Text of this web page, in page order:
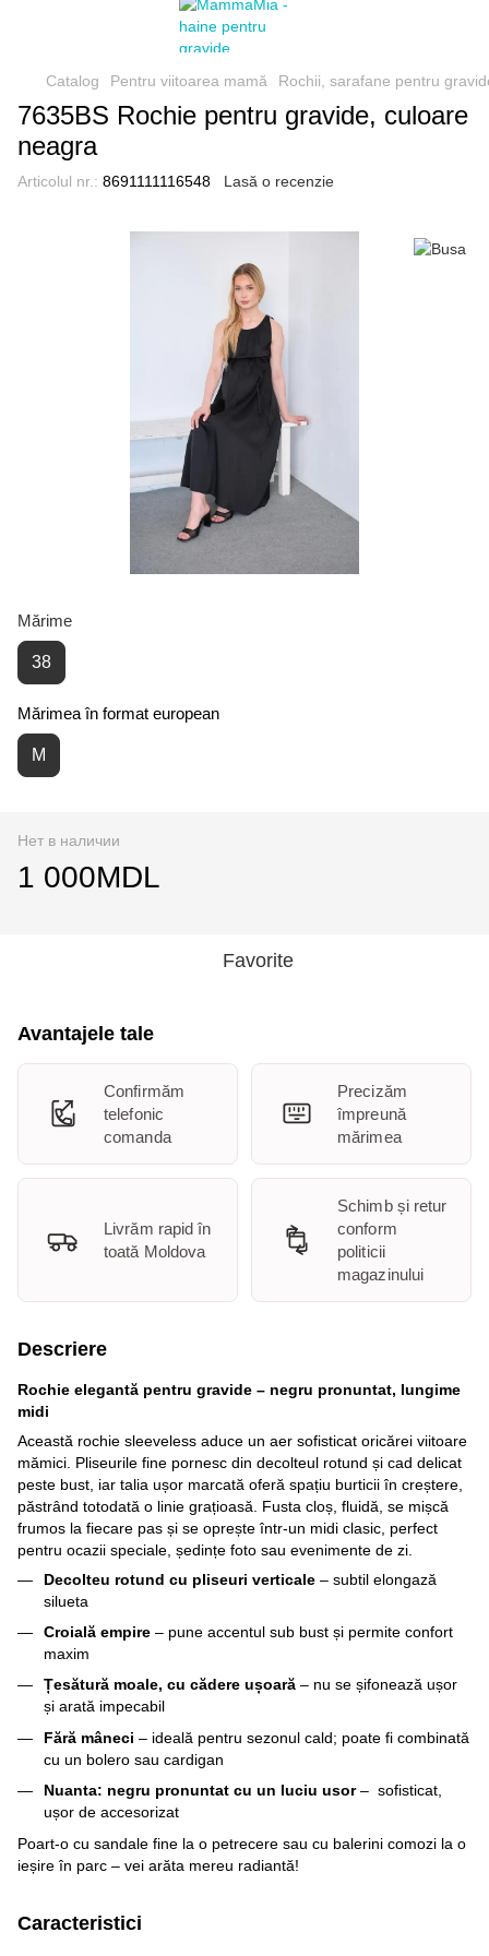
Catalog Pentru viitoarea mamă Rochii, sarafane pentru
7635BS Rochie pentru gravide, culoare
neagra
Articolul nr.: 8691111116548 Lasă o recenzie
Mărime
38
Mărimea în format european
M
Нет в наличии
1 000MDL
Favorite
Avantajele tale
Confirmăm
telefonic
comanda
Precizăm
împreună
mărimea
Livrăm rapid în
toată Moldova
Schimb și retur
conform
politicii
magazinului
Descriere
Rochie elegantă pentru gravide – negru pronuntat, lungime
midi
Această rochie sleeveless aduce un aer sofisticat oricărei viitoare
mămici. Pliseurile fine pornesc din decolteul rotund și cad delicat
peste bust, iar talia ușor marcată oferă spațiu burticii în creștere,
păstrând totodată o linie grațioasă. Fusta cloș, fluidă, se mișcă
frumos la fiecare pas și se oprește într‑un midi clasic, perfect
pentru ocazii speciale, ședințe foto sau evenimente de zi.
Decolteu rotund cu pliseuri verticale – subtil elongază
silueta
Croială empire – pune accentul sub bust și permite confort
maxim
Țesătură moale, cu cădere ușoară – nu se șifonează ușor
și arată impecabil
Fără mâneci – ideală pentru sezonul cald; poate fi combinată
cu un bolero sau cardigan
Nuanta: negru pronuntat cu un luciu usor– sofisticat,
ușor de accesorizat
Poart‑o cu sandale fine la o petrecere sau cu balerini comozi la o
ieșire în parc – vei arăta mereu radiantă!
Caracteristici